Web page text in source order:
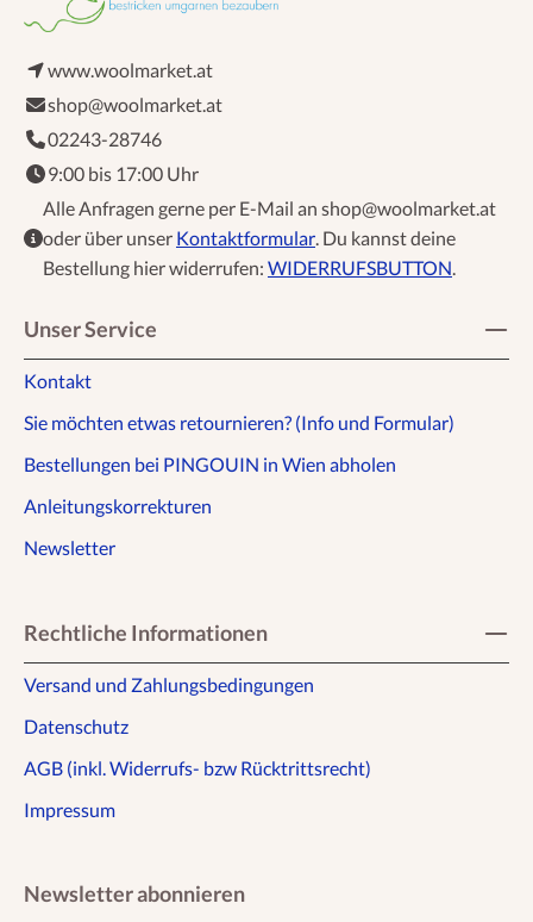
www.woolmarket.at
shop@woolmarket.at
02243-28746
9:00 bis 17:00 Uhr
Alle Anfragen gerne per E-Mail an shop@woolmarket.at
oder über unser Kontaktformular . Du kannst deine
Bestellung hier widerrufen: WIDERRUFSBUTTON
Unser Service
Kontakt
Sie möchten etwas retournieren? (Info und Formular)
Bestellungen bei PINGOUIN in Wien abholen
Anleitungskorrekturen
Newsletter
Rechtliche Informationen
Versand und Zahlungsbedingungen
Datenschutz
AGB (inkl. Widerrufs- bzw Rücktrittsrecht)
Impressum
Newsletter abonnieren